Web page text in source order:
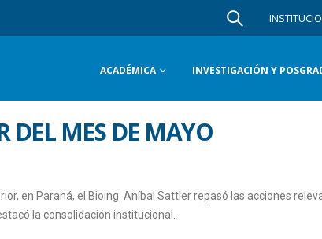
ACADÉMICA INVESTIGACIÓN Y
DEL MES DE MAYO
en Paraná, el Bioing. Aníbal Sattler repasó las acciones
la consolidación institucional.